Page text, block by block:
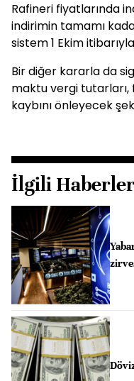
Rafineri fiyatlarında
indirimin tamamı
sistem 1 Ekim
Bir diğer kararla da
maktu vergi
kaybını önleyecek
İlgili